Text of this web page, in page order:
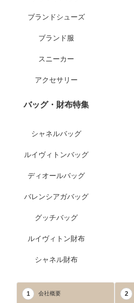
ブランドシューズ
ブランド服
スニーカー
アクセサリー
バッグ・財布特集
シャネルバッグ
ルイヴィトンバッグ
ディオールバッグ
バレンシアガバッグ
グッチバッグ
ルイヴィトン財布
シャネル財布
1 会社概要 2